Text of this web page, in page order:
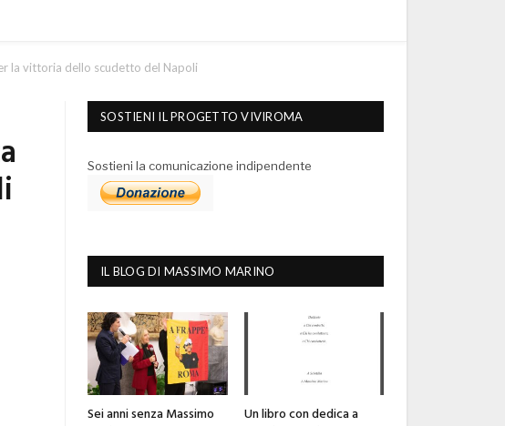
la vittoria dello scudetto del Napoli
SOSTIENI IL PROGETTO VIVIROMA
Sostieni la comunicazione indipendente
IL BLOG DI MASSIMO MARINO
Sei anni senza Massimo
Un libro con dedica a